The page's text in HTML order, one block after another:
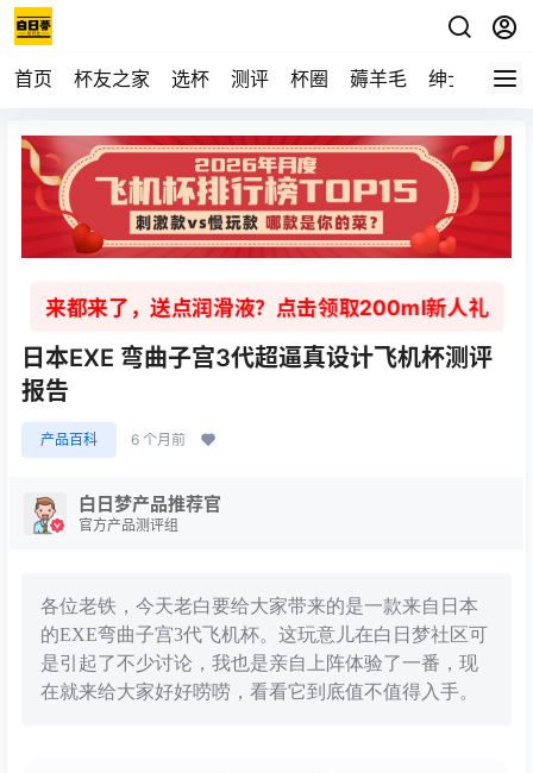
首页 杯友之家 选杯 测评 杯圈 薅羊毛 绅士 视频
来都来了，送点润滑液？点击领取200ml新人礼
日本EXE 弯曲子宫3代超逼真设计飞机杯测评
报告
产品百科 6 个月前
白日梦产品推荐官
官方产品测评组
各位老铁，今天老白要给大家带来的是一款来自日本
的EXE弯曲子宫3代飞机杯。这玩意儿在白日梦社区可
是引起了不少讨论，我也是亲自上阵体验了一番，现
在就来给大家好好唠唠，看看它到底值不值得入手。